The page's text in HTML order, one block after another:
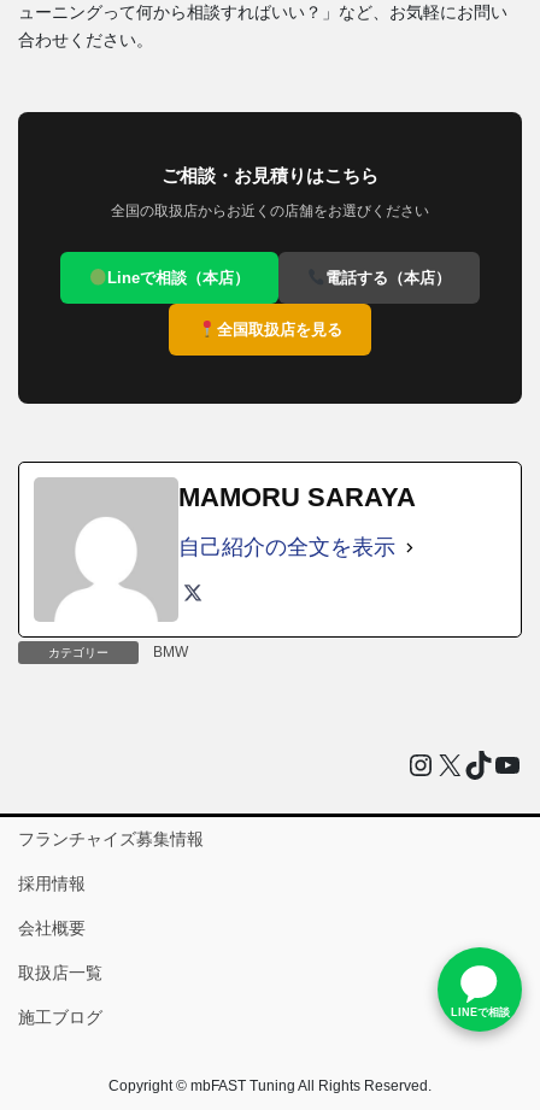
ューニングって何から相談すればいい？」など、お気軽にお問い
合わせください。
ご相談・お見積りはこちら
全国の取扱店からお近くの店舗をお選びください
Lineで相談（本店） 電話する（本店）
全国取扱店を見る
MAMORU SARAYA
自己紹介の全文を表示
カテゴリー BMW
Instagram
X
LINEで相談
フランチャイズ募集情報
採用情報
会社概要
取扱店一覧
施工ブログ
Copyright © mbFAST Tuning All Rights Reserved.